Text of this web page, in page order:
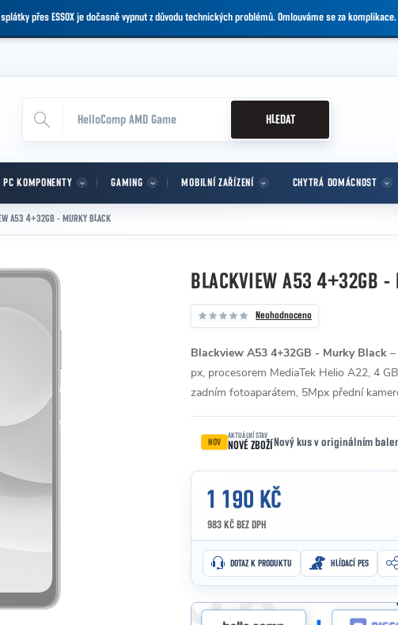
splátky přes ESSOX je dočasně vypnut z důvodu technických problémů. Omlouváme se za komplikace.
HLEDAT
PC KOMPONENTY GAMING MOBILNÍ ZAŘÍZENÍ CHYTRÁ DOMÁCNOST
A53 4+32GB - MURKY BLACK
BLACKVIEW A53 4+32GB -
Neohodnoceno
Blackview A53 4+32GB - Murky Black
px, procesorem MediaTek Helio A22, 4
zadním fotoaparátem, 5Mpx přední
NOV
AKTUÁLNÍ STAV
NOVÉ ZBOŽÍ Nový kus v originálním
1 190 KČ
983 KČ BEZ DPH
Měrná cena:
DOTAZ K PRODUKTU HLÍDACÍ PES